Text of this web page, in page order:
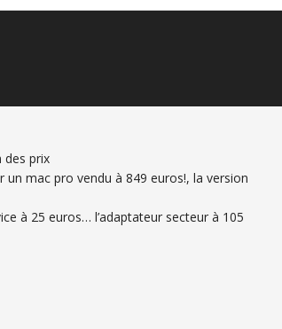
des prix
mac pro vendu à 849 euros!, la version
à 25 euros… l’adaptateur secteur à 105